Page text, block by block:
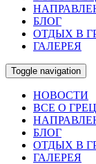
БЛОГ
ОТДЫХ В
ГАЛЕРЕЯ
Toggle navigation
НОВОСТИ
ВСЕ О
БЛОГ
ОТДЫХ В
ГАЛЕРЕЯ